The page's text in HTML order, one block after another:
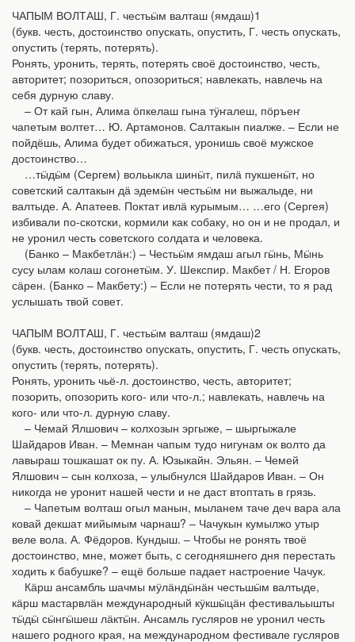
ЧАПЫМ ВОЛТАШ, Г. честьӹм валташ (ямдаш)1
(букв. честь, достоинство опускать, опустить, Г. честь опускать,
опустить (терять, потерять).
Ронять, уронить, терять, потерять своё достоинство, честь,
авторитет; позориться, опозориться; навлекать, навлечь на
себя дурную славу.
– От кай гын, Алима ӧпкелаш гына тӱҥалеш, пӧръеҥ
чапетым волтет… Ю. Артамонов. Салтакын пиалже. – Если не
пойдёшь, Алима будет обижаться, уронишь своё мужское
достоинство…
…тӹдӹм (Сергем) вольыкла шинӹт, пилӓ пукшенӹт, но
советский салтакын дӓ эдемӹн честьӹм ни выжалыде, ни
валтыде. А. Апатеев. Поктат ивлӓ курымым… …его (Сергея)
избивали по-скотски, кормили как собаку, но он и не продал, и
не уронил честь советского солдата и человека.
(Банко – Макбетлӓн:) – Честьӹм ямдаш агыл гӹнь, Мӹнь
сусу ылам колаш согонетӹм. У. Шекспир. Макбет / Н. Егоров
сӓрен. (Банко – Макбету:) – Если не потерять чести, то я рад
услышать твой совет.
ЧАПЫМ ВОЛТАШ, Г. честьӹм валташ (ямдаш)2
(букв. честь, достоинство опускать, опустить, Г. честь опускать,
опустить (терять, потерять).
Ронять, уронить чьё-л. достоинство, честь, авторитет;
позорить, опозорить кого- или что-л.; навлекать, навлечь на
кого- или что-л. дурную славу.
– Чемай Ялшович – колхозын эргыже, – шыргыжале
Шайдаров Иван. – Мемнан чапым тудо нигунам ок волто да
лавыраш тошкашат ок пу. А. Юзыкайн. Эльян. – Чемей
Ялшович – сын колхоза, – улыбнулся Шайдаров Иван. – Он
никогда не уронит нашей чести и не даст втоптать в грязь.
– Чапетым волташ огыл манын, мыланем таче деч вара ала
ковай декшат мийымым чарнаш? – Чачукын кумылжо утыр
веле вола. А. Фёдоров. Кундыш. – Чтобы не ронять твоё
достоинство, мне, может быть, с сегодняшнего дня перестать
ходить к бабушке? – ещё больше падает настроение Чачук.
Кӓрш ансамбль шачмы мӱлӓндӹнӓн честьшӹм валтыде,
кӓрш мастарвлӓн международный кӱкшӹцӓн фестивальышты
тӹдӹ сӹнгӹшеш лӓктӹн. Ансамль гусляров не уронил честь
нашего родного края, на международном фестивале гусляров